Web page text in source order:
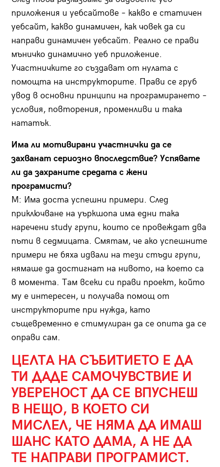
приложения и уебсайтове – какво е статичен
уебсайт, какво динамичен, как човек да си
направи динамичен уебсайт. Реално се прави
мъничко динамично уеб приложение.
Участничките го създават от нулата с
помощта на инструкторите. Прави се груб
увод в основни принципи на програмирането –
условия, повторения, променливи и така
нататък.
Има ли мотивирани участнички да се
захванат сериозно впоследствие? Успявате
ли да захраните средата с жени
програмисти?
М: Има доста успешни примери. След
приключване на уъркшопа има едни така
наречени study групи, които се провеждат два
пъти в седмицата. Смятам, че ако успешните
примери не бяха идвали на тези стъди групи,
нямаше да достигнат на нивото, на което са
в момента. Там всеки си прави проект, който
му е интересен, и получава помощ от
инструкторите при нужда, като
същевременно е стимулиран да се опита да се
оправи сам.
ЦЕЛТА НА СЪБИТИЕТО Е ДА
ТИ ДАДЕ САМОЧУВСТВИЕ И
УВЕРЕНОСТ ДА СЕ ВПУСНЕШ
В НЕЩО, В КОЕТО СИ
МИСЛЕЛ, ЧЕ НЯМА ДА ИМАШ
ШАНС КАТО ДАМА, А НЕ ДА
ТЕ НАПРАВИ ПРОГРАМИСТ.